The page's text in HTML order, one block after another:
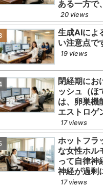
ある一方で
（第1種〜
も医療用と
険性が高く
いとされる
20 views
生成AIによ
い注意点で
19 views
閉経期にお
ッシュ（ほ
は、卵巣機
エストロゲ
となります。
17 views
ホットフラ
な女性ホル
って自律神
神経が過剰
こります。
17 views